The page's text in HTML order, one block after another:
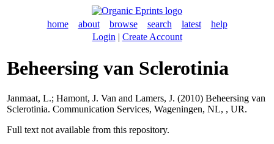
home about browse search latest
help
Login | Create Account
Beheersing van Sclerotinia
Janmaat, L.; Hamont, J. Van and Lamers, J. (2010) Beheersing van
Sclerotinia. Communication Services, Wageningen, NL, , UR.
Full text not available from this repository.